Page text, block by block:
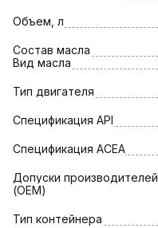
Объем, л
Состав масла
Вид масла
Тип двигателя
Спецификация API
Спецификация АСЕА
Допуски производителей
(OEM)
Тип контейнера